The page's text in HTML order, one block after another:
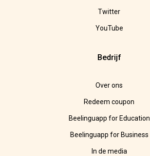
Twitter
YouTube
Bedrijf
Over ons
Redeem coupon
Beelinguapp for Education
Beelinguapp for Business
In de media